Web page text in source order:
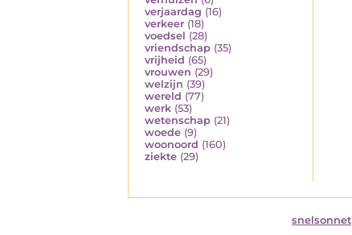
verjaardag (16)
verkeer (18)
voedsel (28)
vriendschap (35)
vrijheid (65)
vrouwen (29)
welzijn (39)
wereld (77)
werk (53)
wetenschap (21)
woede (9)
woonoord (160)
ziekte (29)
snelsonnet